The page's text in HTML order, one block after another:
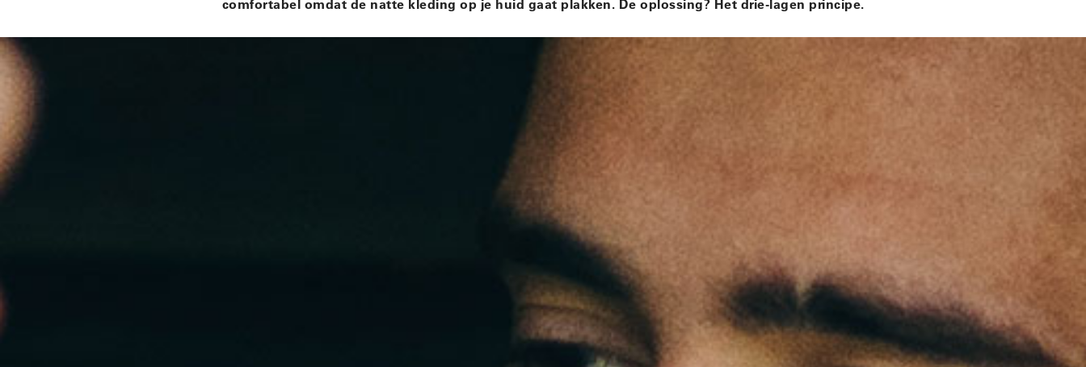
comfortabel omdat de natte kleding op je huid gaat plakken. De oplossing? Het drie-lagen principe.